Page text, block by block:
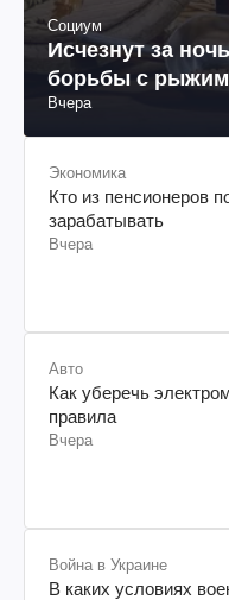
Социум
Исчезнут за
борьбы с
Вчера
Экономика
Кто из пенсионеров
зарабатывать
Вчера
Авто
Как уберечь
правила
Вчера
Война в Украине
В каких условиях